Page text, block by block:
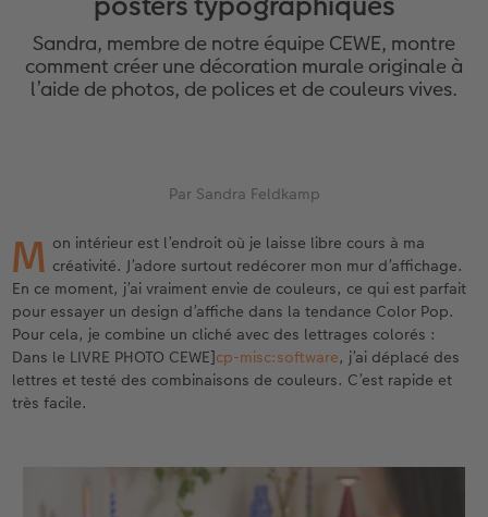
Étui personnalisé
Pochette souvenirs
Possibilités de commande
Exemples
Témoignages clients
Accessoires
Tirages photo sur papier recyclé
Poster premium
Photo d’identité
Accessoires
Affiche carte personnalisée
Pêle-mêle
Photo sur bois
Tableau photo Prestige
Photo sur carton mousse
Conseils décoration murale
Autres occasions
Cartes à rabat
Décoration
Jeux
Tirages créatifs
Boîte cadeau photo
Idées de cadeaux
Boîte à friandises personnalisée
Calendriers muraux avec design
Calendrier mural A4
Accessoires
Carte de vœux personnalisée
Planche de photos
Trouvez un magasin
pour l’anniversaire
Cadeaux de fête des mères
pour l’EVJF
Mariage
Livre de l’année
Sandra, membre de notre équipe CEWE, montre
comment créer une décoration murale originale à
l’aide de photos, de polices et de couleurs vives.
Par Sandra Feldkamp
M on intérieur est l’endroit où je laisse libre cours à ma
créativité. J’adore surtout redécorer mon mur d’affichage.
En ce moment, j’ai vraiment envie de couleurs, ce qui est parfait
pour essayer un design d’affiche dans la tendance Color Pop.
Pour cela, je combine un cliché avec des lettrages colorés :
Dans le LIVRE PHOTO CEWE]cp-misc:software, j’ai déplacé des
lettres et testé des combinaisons de couleurs. C’est rapide et
très facile.